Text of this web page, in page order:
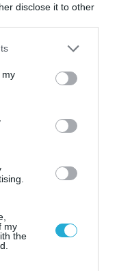
disclose it to other
or more Google
You may click to
third-party tags to
in below Google
my
my
the